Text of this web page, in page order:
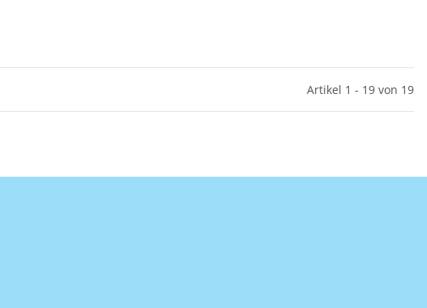
Artikel 1 - 19 von 19